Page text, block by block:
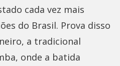
cada vez mais
do Brasil. Prova disso
a tradicional
onde a batida